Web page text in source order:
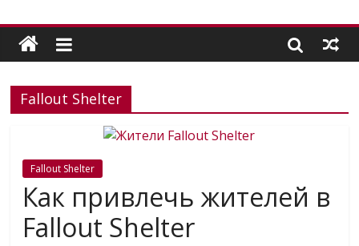
Fallout Shelter
Fallout Shelter
Как привлечь жителей в
Fallout Shelter